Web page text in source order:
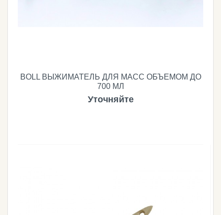
BOLL ВЫЖИМАТЕЛЬ ДЛЯ МАСС ОБЪЕМОМ ДО
700 МЛ
Уточняйте